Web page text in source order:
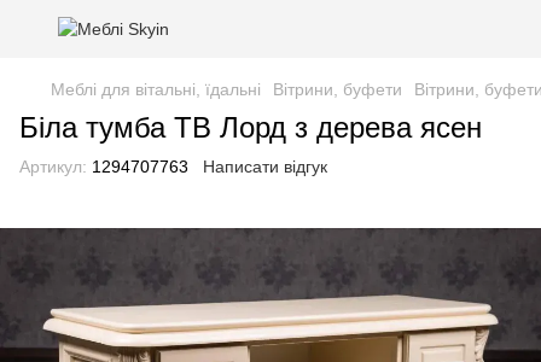
Меблі для вітальні, їдальні Вітрини, буфети Вітрини,
Біла тумба ТВ Лорд з дерева ясен
Артикул: 1294707763 Написати відгук